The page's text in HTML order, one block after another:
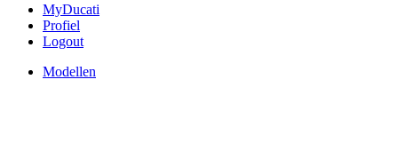
MyDucati
Profiel
Logout
Modellen